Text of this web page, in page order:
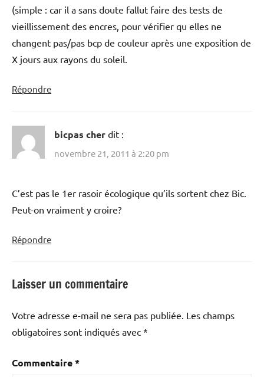
(simple : car il a sans doute fallut faire des tests de
vieillissement des encres, pour vérifier qu elles ne
changent pas/pas bcp de couleur après une exposition de
X jours aux rayons du soleil.
Répondre
bicpas cher dit :
novembre 21, 2011 à 2:20 pm
C’est pas le 1er rasoir écologique qu’ils sortent chez Bic.
Peut-on vraiment y croire?
Répondre
Laisser un commentaire
Votre adresse e-mail ne sera pas publiée. Les champs
obligatoires sont indiqués avec *
Commentaire*